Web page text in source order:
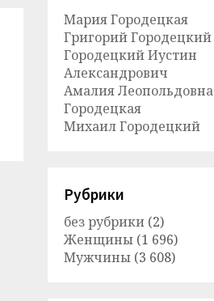
Мария Городецкая
Григорий Городецкий
Городецкий Иустин
Александрович
Амалия Леопольдовна
Городецкая
Михаил Городецкий
Рубрики
без рубрики (2)
Женщины (1 696)
Мужчины (3 608)